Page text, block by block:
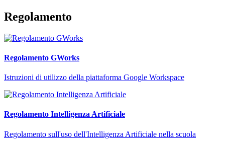
Regolamento
Regolamento GWorks
Istruzioni di utilizzo della piattaforma Google Workspace
Regolamento Intelligenza Artificiale
Regolamento sull'uso dell'Intelligenza Artificiale nella scuola